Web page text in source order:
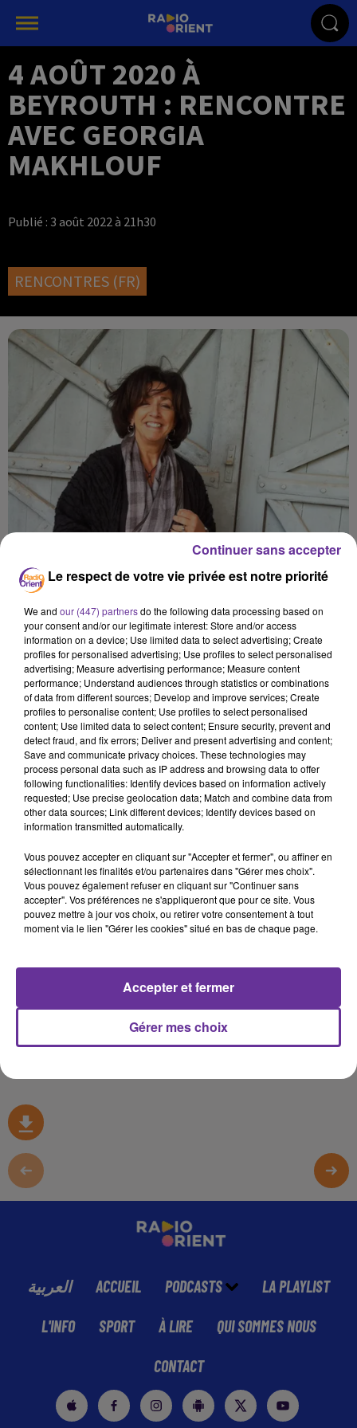
4 AOÛT 2020 À
BEYROUTH : RENCONTRE
AVEC GEORGIA
MAKHLOUF
Publié : 3 août 2022 à 21h30
RENCONTRES (FR)
Georgia Makhlouf Liban
3 août 2022 - 12 min 54 sec
4 AOÛT 2020 À BEYROUTH : RENCONTRE AVEC
GEORGIA MAKHLOUF
LB
RENCONTRE, mercredi 3 août 2022
A l'occasion du 2e anniversaire de la double explosion du
port de Beyrouth, le 4 août 2020, Rencontre reçoit
0:00 12 min 54 sec
العربية ACCUEIL PODCASTS LA PLAYLIST
L'INFO SPORT À LIRE QUI SOMMES NOUS
CONTACT
Le respect de votre vie privée est notre priorité
We and our (447) partnersdo the following data processing based on
your consent and/or our legitimate interest: Store and/or access
information on a device; Use limited data to select advertising; Create
profiles for personalised advertising; Use profiles to select personalised
advertising; Measure advertising performance; Measure content
performance; Understand audiences through statistics or combinations
of data from different sources; Develop and improve services; Create
profiles to personalise content; Use profiles to select personalised
content; Use limited data to select content; Ensure security, prevent and
detect fraud, and fix errors; Deliver and present advertising and content;
Save and communicate privacy choices. These technologies may
process personal data such as IP address and browsing data to offer
following functionalities: Identify devices based on information actively
requested; Use precise geolocation data; Match and combine data from
other data sources; Link different devices; Identify devices based on
information transmitted automatically.
Vous pouvez accepter en cliquant sur "Accepter et fermer", ou affiner en
sélectionnant les finalités et/ou partenaires dans "Gérer mes choix".
Vous pouvez également refuser en cliquant sur "Continuer sans
accepter". Vos préférences ne s'appliqueront que pour ce site. Vous
pouvez mettre à jour vos choix, ou retirer votre consentement à tout
moment via le lien "Gérer les cookies" situé en bas de chaque page.
Gérer mes choix
Accepter et fermer
Continuer sans accepter